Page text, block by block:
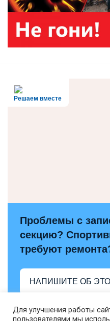
Решаем вместе
Проблемы с
секцию?
требуют
НАПИШИТЕ ОБ
Для улучшения работы
пользователями мы